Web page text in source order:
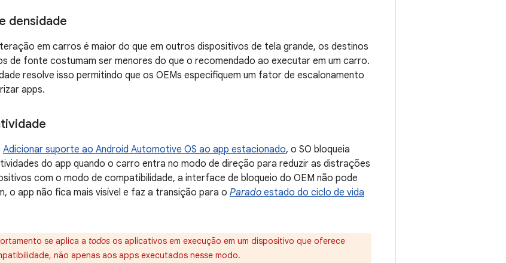
densidade
em carros é maior do que em outros dispositivos de tela grande, os destinos
de fonte costumam ser menores do que o recomendado ao executar em um carro.
resolve isso permitindo que os OEMs especifiquem um fator de escalonamento
apps.
Adicionar suporte ao Android Automotive OS ao app estacionado, o SO bloqueia
do app quando o carro entra no modo de direção para reduzir as distrações
com o modo de compatibilidade, a interface de bloqueio do OEM não pode
o app não fica mais visível e faz a transição para o Parado estado do ciclo de vida
se aplica a todos os aplicativos em execução em um dispositivo que oferece
não apenas aos apps executados nesse modo.